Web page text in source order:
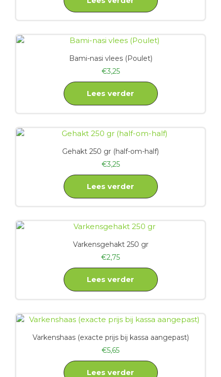
Bami-nasi vlees (Poulet)
€3,25
Lees verder
Gehakt 250 gr (half-om-half)
€3,25
Lees verder
Varkensgehakt 250 gr
€2,75
Lees verder
Varkenshaas (exacte prijs bij kassa aangepast)
€5,65
Lees verder